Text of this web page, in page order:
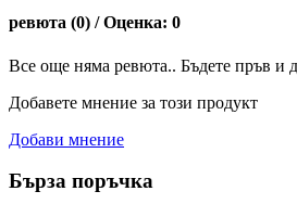
ревюта (0) / Оценка: 0
Все още няма ревюта.. Бъдете пръв и
Добавете мнение за този продукт
Добави мнение
Бърза поръчка